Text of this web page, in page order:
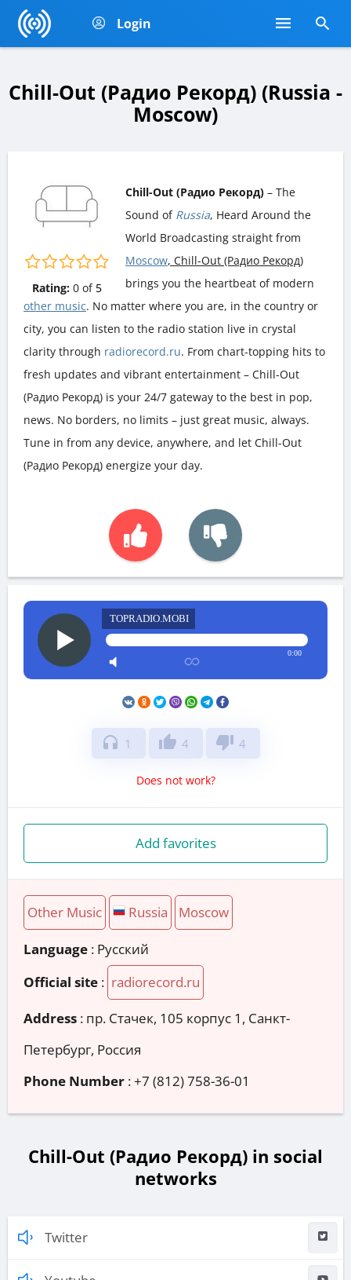
Login
Chill-Out (Радио Рекорд) (Russia -
Moscow)
Rating: 0of 5
Chill-Out (Радио Рекорд) – The
Sound of Russia, Heard Around the
World Broadcasting straight from
Moscow, Chill-Out (Радио Рекорд)
brings you the heartbeat of modern
other music. No matter where you are, in the country or
city, you can listen to the radio station live in crystal
clarity through radiorecord.ru. From chart-topping hits to
fresh updates and vibrant entertainment – Chill-Out
(Радио Рекорд) is your 24/7 gateway to the best in pop,
news. No borders, no limits – just great music, always.
Tune in from any device, anywhere, and let Chill-Out
(Радио Рекорд) energize your day.
TOPRADIO.MOBI
0:00
headphones 1 thumb_up 4 thumb_down 4
Does not work?
Add favorites
Other Music Russia Moscow
Language : Русский
Official site : radiorecord.ru
Address : пр. Стачек, 105 корпус 1, Санкт-
Петербург, Россия
Phone Number :+7 (812) 758-36-01
Chill-Out (Радио Рекорд) in social
networks
Twitter